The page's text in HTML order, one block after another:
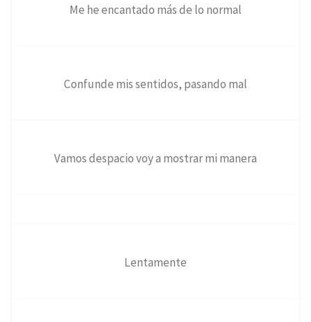
Me he encantado más de lo normal
Confunde mis sentidos, pasando mal
Vamos despacio voy a mostrar mi manera
Lentamente